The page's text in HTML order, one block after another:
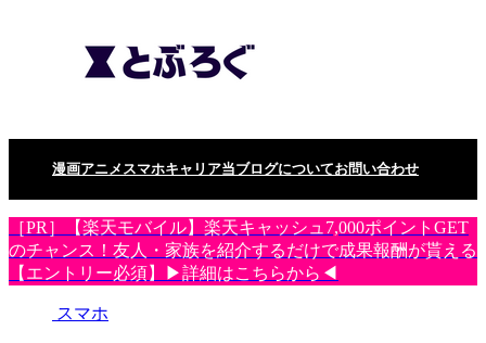
漫画アニメ スマホキャリア当ブログについてお問い合わせ
［PR］【楽天モバイル】楽天キャッシュ7,000ポイントGET
のチャンス！友人・家族を紹介するだけで成果報酬が貰える
【エントリー必須】▶詳細はこちらから◀
スマホ